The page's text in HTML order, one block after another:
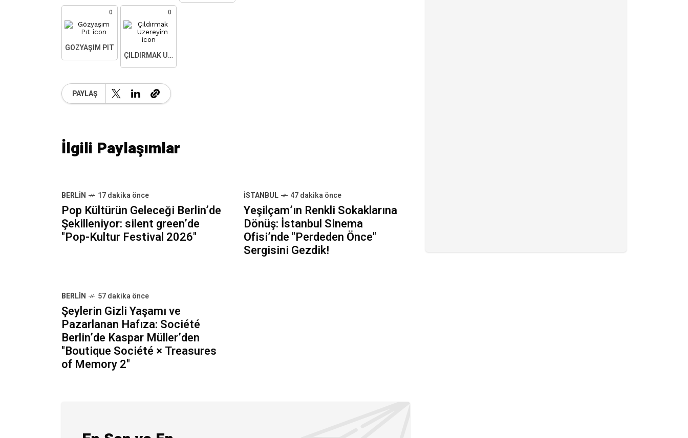
0
GÖZYAŞIM PIT
0
ÇILDIRMAK ÜZEREYIM
PAYLAŞ
İlgili Paylaşımlar
BERLIN 17 dakika önce
Pop Kültürün Geleceği Berlin’de
Şekilleniyor: silent green’de
"Pop-Kultur Festival 2026"
İSTANBUL 47 dakika önce
Yeşilçam’ın Renkli Sokaklarına
Dönüş: İstanbul Sinema
Ofisi’nde "Perdeden Önce"
Sergisini Gezdik!
BERLIN 57 dakika önce
Şeylerin Gizli Yaşamı ve
Pazarlanan Hafıza: Société
Berlin’de Kaspar Müller’den
"Boutique Société × Treasures
of Memory 2"